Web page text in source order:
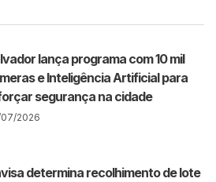
lança programa com 10 mil
e Inteligência Artificial para
segurança na cidade
2026
determina recolhimento de lote